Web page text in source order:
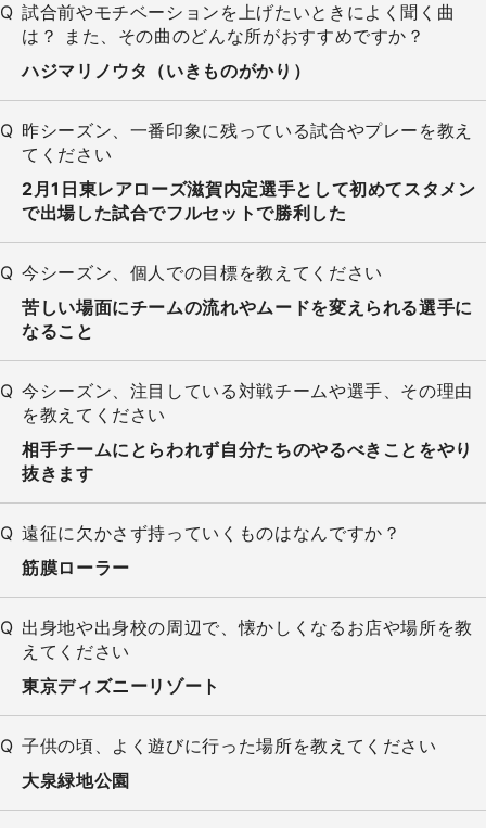
試合前やモチベーションを上げたいときによく聞く曲
は？ また、その曲のどんな所がおすすめですか？
ハジマリノウタ（いきものがかり）
昨シーズン、一番印象に残っている試合やプレーを教え
てください
2月1日東レアローズ滋賀内定選手として初めてスタメン
で出場した試合でフルセットで勝利した
今シーズン、個人での目標を教えてください
苦しい場面にチームの流れやムードを変えられる選手に
なること
今シーズン、注目している対戦チームや選手、その理由
を教えてください
相手チームにとらわれず自分たちのやるべきことをやり
抜きます
遠征に欠かさず持っていくものはなんですか？
筋膜ローラー
出身地や出身校の周辺で、懐かしくなるお店や場所を教
えてください
東京ディズニーリゾート
子供の頃、よく遊びに行った場所を教えてください
大泉緑地公園